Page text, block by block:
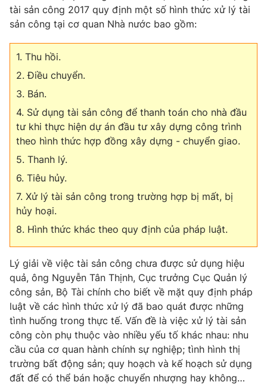
Liên hệ quảng cáo:
024-7300.7108
® Cấm sao chép dưới mọi hình thức nếu không có sự chấp
thuận bằng văn bản. Ghi rõ nguồn VTV.vn khi phát hành lại
thông tin từ website này.
tài sản công 2017 quy định một số hình thức xử lý tài
sản công tại cơ quan Nhà nước bao gồm:
1. Thu hồi.
2. Điều chuyển.
3. Bán.
4. Sử dụng tài sản công để thanh toán cho nhà đầu
tư khi thực hiện dự án đầu tư xây dựng công trình
theo hình thức hợp đồng xây dựng - chuyển giao.
5. Thanh lý.
6. Tiêu hủy.
7. Xử lý tài sản công trong trường hợp bị mất, bị
hủy hoại.
8. Hình thức khác theo quy định của pháp luật.
Lý giải về việc tài sản công chưa được sử dụng hiệu
quả, ông Nguyễn Tân Thịnh, Cục trưởng Cục Quản lý
công sản, Bộ Tài chính cho biết về mặt quy định pháp
luật về các hình thức xử lý đã bao quát được những
tình huống trong thực tế. Vấn đề là việc xử lý tài sản
công còn phụ thuộc vào nhiều yếu tố khác nhau: nhu
cầu của cơ quan hành chính sự nghiệp; tình hình thị
trường bất động sản; quy hoạch và kế hoạch sử dụng
đất để có thể bán hoặc chuyển nhượng hay không…